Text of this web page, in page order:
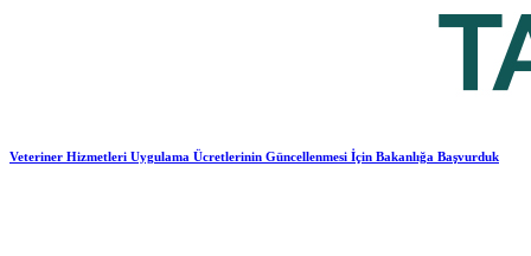
Veteriner Hizmetleri Uygulama Ücretlerinin Güncellenmesi İçin Bakanlığa Başvurduk